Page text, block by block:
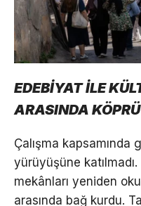
EDEBİYAT İLE
ARASINDA KÖPRÜ
Çalışma kapsamında
yürüyüşüne
mekânları yeniden
arasında bağ kurdu.